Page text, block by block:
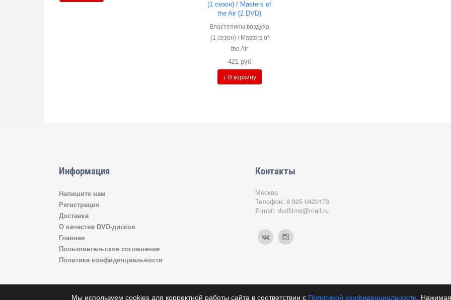
(1 сезон) / Masters of
the Air (2 DVD)
Властелины воздуха
(1 сезон) / Masters of
the Air
421 руб
+ В корзину
Информация
Напишите нам
Регистрация
Доставка
О качестве DVD-дисков
Главная
Пользовательское соглашение
Политика конфиденциальности
Контакты
Москва
Телефон: 8 925 0420173
E-mail: dvdfilms@mail.ru
Мы используем cookies для корректной работы сайта в соответствии с Политикой конфиденциальности .